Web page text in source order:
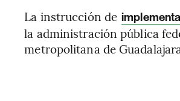
La instrucción de
la administración pública
metropolitana de